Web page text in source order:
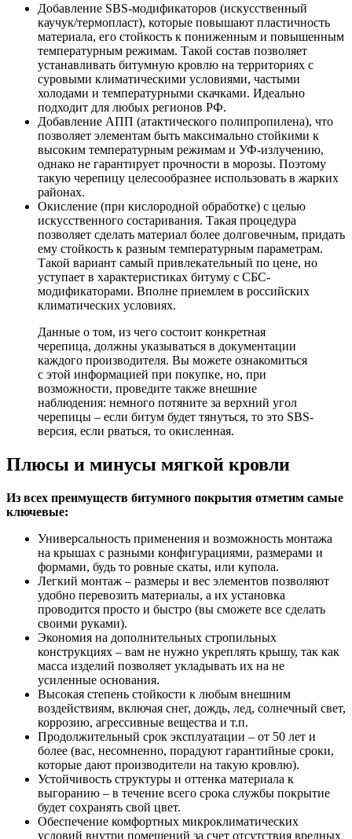
Добавление SBS-модификаторов (искусственный
каучук/термопласт), которые повышают пластичность
материала, его стойкость к пониженным и повышенным
температурным режимам. Такой состав позволяет
устанавливать битумную кровлю на территориях с
суровыми климатическими условиями, частыми
холодами и температурными скачками. Идеально
подходит для любых регионов РФ.
Добавление АПП (атактического полипропилена), что
позволяет элементам быть максимально стойкими к
высоким температурным режимам и УФ-излучению,
однако не гарантирует прочности в морозы. Поэтому
такую черепицу целесообразнее использовать в жарких
районах.
Окисление (при кислородной обработке) с целью
искусственного состаривания. Такая процедура
позволяет сделать материал более долговечным, придать
ему стойкость к разным температурным параметрам.
Такой вариант самый привлекательный по цене, но
уступает в характеристиках битуму с СБС-
модификаторами. Вполне приемлем в российских
климатических условиях.
Данные о том, из чего состоит конкретная
черепица, должны указываться в документации
каждого производителя. Вы можете ознакомиться
с этой информацией при покупке, но, при
возможности, проведите также внешние
наблюдения: немного потяните за верхний угол
черепицы – если битум будет тянуться, то это SBS-
версия, если рваться, то окисленная.
Плюсы и минусы мягкой кровли
Из всех преимуществ битумного покрытия отметим самые
ключевые:
Универсальность применения и возможность монтажа
на крышах с разными конфигурациями, размерами и
формами, будь то ровные скаты, или купола.
Легкий монтаж – размеры и вес элементов позволяют
удобно перевозить материалы, а их установка
проводится просто и быстро (вы сможете все сделать
своими руками).
Экономия на дополнительных стропильных
конструкциях – вам не нужно укреплять крышу, так как
масса изделий позволяет укладывать их на не
усиленные основания.
Высокая степень стойкости к любым внешним
воздействиям, включая снег, дождь, лед, солнечный свет,
коррозию, агрессивные вещества и т.п.
Продолжительный срок эксплуатации – от 50 лет и
более (вас, несомненно, порадуют гарантийные сроки,
которые дают производители на такую кровлю).
Устойчивость структуры и оттенка материала к
выгоранию – в течение всего срока службы покрытие
будет сохранять свой цвет.
Обеспечение комфортных микроклиматических
условий внутри помещений за счет отсутствия вредных